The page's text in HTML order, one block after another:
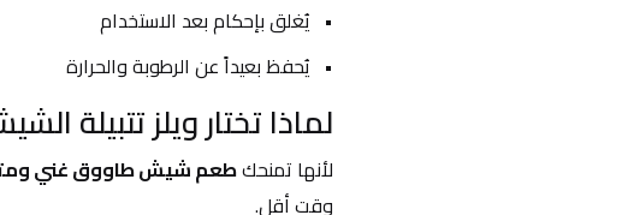
يُغلق بإحكام بعد الاستخدام
يُحفظ بعيداً عن الرطوبة والحرارة
لماذا تختار ويلز تتبيلة
لأنها تمنحك طعم شيش طاووق غني
وقت أقل.